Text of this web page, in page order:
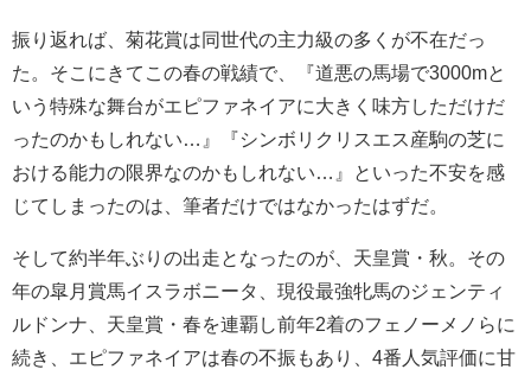
振り返れば、菊花賞は同世代の主力級の多くが不在だっ
た。そこにきてこの春の戦績で、『道悪の馬場で3000mと
いう特殊な舞台がエピファネイアに大きく味方しただけだ
ったのかもしれない…』『シンボリクリスエス産駒の芝に
おける能力の限界なのかもしれない…』といった不安を感
じてしまったのは、筆者だけではなかったはずだ。
そして約半年ぶりの出走となったのが、天皇賞・秋。その
年の皐月賞馬イスラボニータ、現役最強牝馬のジェンティ
ルドンナ、天皇賞・春を連覇し前年2着のフェノーメノらに
続き、エピファネイアは春の不振もあり、4番人気評価に甘